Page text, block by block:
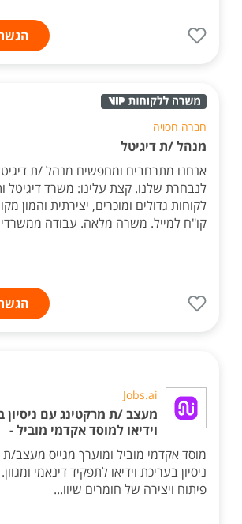
חברה חסויה
מנהל /ת דיגיטל
אנחנו מתרחבים ומחפשים מנהל /ת
לנבחרת שלנו. קצת עלינו: משרד דיגיטל
לקוחות גדולים ומוכרים, יצירתית והמון
קו"ח למייל. משרה מלאה. עבודה
Jobs.ai
מעצב /ת מרקטינג עם ניסיון
וידיאו למוסד אקדמי מוביל -
מוסד אקדמי מוביל ומוערך מגייס מעצב/
ניסיון בעריכת וידיאו לתפקיד דינאמי
פיתוח ויצירה של חומרים שיוו...